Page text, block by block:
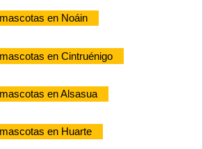
en Noáin
en Cintruénigo
en Alsasua
en Huarte